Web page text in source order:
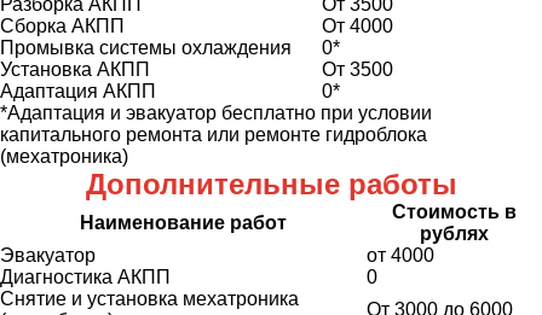
Разборка АКПП
От 3500
Сборка АКПП
От 4000
Промывка системы охлаждения
0*
Установка АКПП
От 3500
Адаптация АКПП
0*
*Адаптация и эвакуатор бесплатно при условии
капитального ремонта или ремонте гидроблока
(мехатроника)
Дополнительные работы
Наименование работ
Стоимость в
рублях
Эвакуатор
от 4000
Диагностика АКПП
0
Снятие и установка мехатроника
От 3000 до 6000